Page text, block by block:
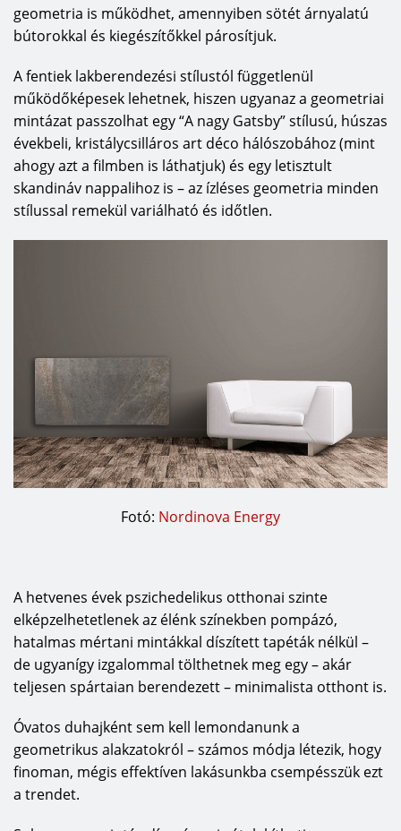
geometria is működhet, amennyiben sötét árnyalatú
bútorokkal és kiegészítőkkel párosítjuk.
A fentiek lakberendezési stílustól függetlenül
működőképesek lehetnek, hiszen ugyanaz a geometriai
mintázat passzolhat egy “A nagy Gatsby” stílusú, húszas
évekbeli, kristálycsilláros art déco hálószobához (mint
ahogy azt a filmben is láthatjuk) és egy letisztult
skandináv nappalihoz is – az ízléses geometria minden
stílussal remekül variálható és időtlen.
Fotó: Nordinova Energy
A hetvenes évek pszichedelikus otthonai szinte
elképzelhetetlenek az élénk színekben pompázó,
hatalmas mértani mintákkal díszített tapéták nélkül –
de ugyanígy izgalommal tölthetnek meg egy – akár
teljesen spártaian berendezett – minimalista otthont is.
Óvatos duhajként sem kell lemondanunk a
geometrikus alakzatokról – számos módja létezik, hogy
finoman, mégis effektíven lakásunkba csempésszük ezt
a trendet.